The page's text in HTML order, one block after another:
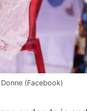
(Facebook)